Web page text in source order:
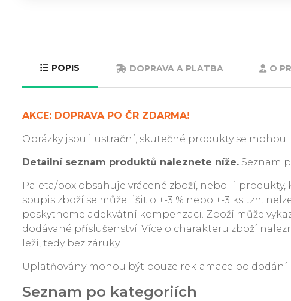
POPIS DOPRAVA A PLATBA O
AKCE: DOPRAVA PO ČR ZDARMA!
Obrázky jsou ilustrační, skutečné produkty se mohou
Detailní seznam produktů naleznete níže. Seznam
Paleta/box obsahuje vrácené zboží, nebo-li
soupis zboží se může lišit o +-3 % nebo +-3 ks tzn.
poskytneme adekvátní kompenzaci. Zboží může
dodávané příslušenství. Více o charakteru zboží
leží, tedy bez záruky.
Uplatňovány mohou být pouze reklamace po dodání
Seznam po kategoriích